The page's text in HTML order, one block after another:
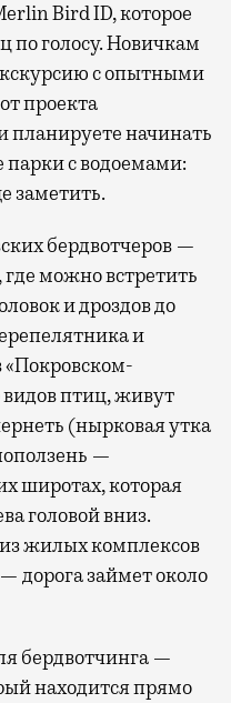
Bird ID, которое
по голосу. Новичкам
с опытными
проекта
планируете начинать
парки с водоемами:
заметить.
бердвотчеров —
можно встретить
и дроздов до
и
«Покровском-
видов птиц, живут
(нырковая утка
—
широтах, которая
головой вниз.
жилых комплексов
дорога займет около
бердвотчинга —
находится прямо